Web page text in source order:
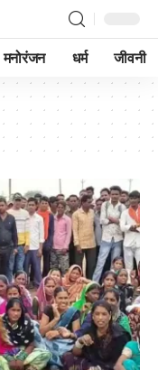
मनोरंजन धर्म जीवनी